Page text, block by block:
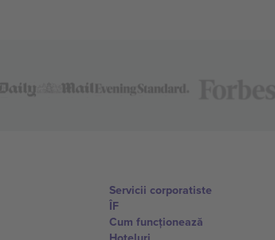
Servicii corporatiste
ÎF
Cum funcționează